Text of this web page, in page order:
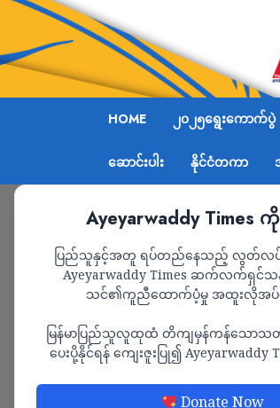
HOME ၂၀၂၅ရွေးကောက်ပွဲ
ဆောင်းပါး နိုင်ငံတကာ
Ayeyarwaddy Times
ပြည်သူနှင့်အတူ ရပ်တည်နေသည့် လွတ်လပ်
Ayeyarwaddy Times ဆက်လက်ရှင်
သင်၏ကူညီထောက်ပံ့မှု အထူးလိုအပ်
မြန်မာပြည်သူလူထုထံ တိကျမှန်ကန်သောသ
ပေးပို့နိုင်ရန် ကျေးဇူးပြု၍
Donate Now
Home အိန္ဒိယက မြန်မာစ
နိုင်ငံရေး သတင်း
အိန္ဒိယက
အစိတ်အပို